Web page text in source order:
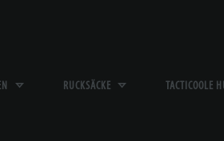
RUCKSÄCKE TACTICOOLE